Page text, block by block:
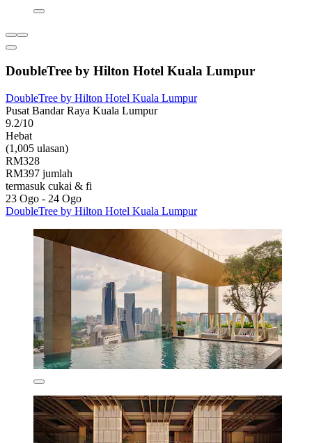
DoubleTree by Hilton Hotel Kuala Lumpur
DoubleTree by Hilton Hotel Kuala Lumpur
Pusat Bandar Raya Kuala Lumpur
9.2/10
Hebat
(1,005 ulasan)
RM328
RM397 jumlah
termasuk cukai & fi
23 Ogo - 24 Ogo
DoubleTree by Hilton Hotel Kuala Lumpur